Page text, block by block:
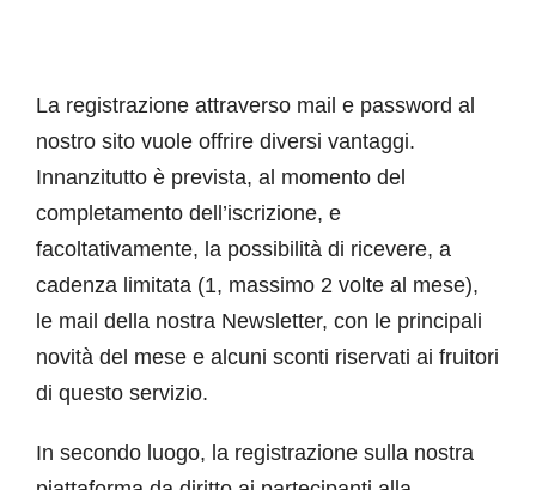
La registrazione attraverso mail e password al
nostro sito vuole offrire diversi vantaggi.
Innanzitutto è prevista, al momento del
completamento dell’iscrizione, e
facoltativamente, la possibilità di ricevere, a
cadenza limitata (1, massimo 2 volte al mese),
le mail della nostra Newsletter, con le principali
novità del mese e alcuni sconti riservati ai fruitori
di questo servizio.
In secondo luogo, la registrazione sulla nostra